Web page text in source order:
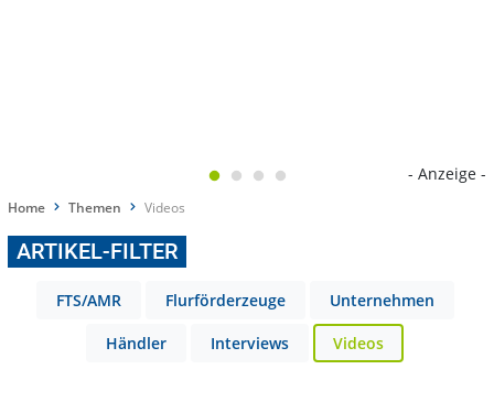
- Anzeige -
Home Themen Videos
ARTIKEL-FILTER
FTS/AMR Flurförderzeuge Unternehmen
Händler Interviews Videos